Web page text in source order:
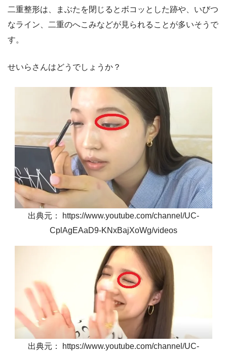
二重整形は、まぶたを閉じるとボコッとした跡や、いびつ
なライン、二重のへこみなどが見られることが多いそうで
す。
せいらさんはどうでしょうか？
出典元： https://www.youtube.com/channel/UC-
CplAgEAaD9-KNxBajXoWg/videos
出典元： https://www.youtube.com/channel/UC-